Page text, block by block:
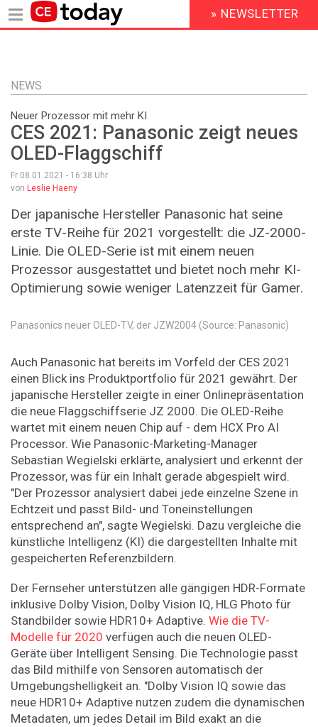
Inhalt
HEADER
MENU
» NEWSLETTER
NEWS
Neuer Prozessor mit mehr KI
CES 2021: Panasonic zeigt neues
OLED-Flaggschiff
Fr 08.01.2021 - 16:38 Uhr
von Leslie Haeny
Der japanische Hersteller Panasonic hat seine
erste TV-Reihe für 2021 vorgestellt: die JZ-2000-
Linie. Die OLED-Serie ist mit einem neuen
Prozessor ausgestattet und bietet noch mehr KI-
Optimierung sowie weniger Latenzzeit für Gamer.
Panasonics neuer OLED-TV, der JZW2004 (Source: Panasonic)
Auch Panasonic hat bereits im Vorfeld der CES 2021
einen Blick ins Produktportfolio für 2021 gewährt. Der
japanische Hersteller zeigte in einer Onlinepräsentation
die neue Flaggschiffserie JZ 2000. Die OLED-Reihe
wartet mit einem neuen Chip auf - dem HCX Pro AI
Processor. Wie Panasonic-Marketing-Manager
Sebastian Wegielski erklärte, analysiert und erkennt der
Prozessor, was für ein Inhalt gerade abgespielt wird.
"Der Prozessor analysiert dabei jede einzelne Szene in
Echtzeit und passt Bild- und Toneinstellungen
entsprechend an", sagte Wegielski. Dazu vergleiche die
künstliche Intelligenz (KI) die dargestellten Inhalte mit
gespeicherten Referenzbildern.
Der Fernseher unterstützen alle gängigen HDR-Formate
inklusive Dolby Vision, Dolby Vision IQ, HLG Photo für
Standbilder sowie HDR10+ Adaptive. Wie die TV-
Modelle für 2020 verfügen auch die neuen OLED-
Geräte über Intelligent Sensing. Die Technologie passt
das Bild mithilfe von Sensoren automatisch der
Umgebungshelligkeit an. "Dolby Vision IQ sowie das
neue HDR10+ Adaptive nutzen zudem die dynamischen
Metadaten, um jedes Detail im Bild exakt an die